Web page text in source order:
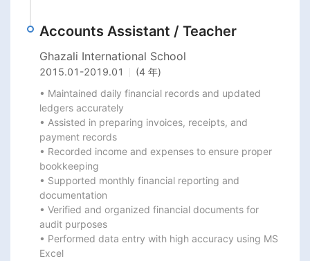
Accounts Assistant / Teacher
Ghazali International School
2015.01 -2019.01
(4 年)
• Maintained daily financial records and updated
ledgers accurately
• Assisted in preparing invoices, receipts, and
payment records
• Recorded income and expenses to ensure proper
bookkeeping
• Supported monthly financial reporting and
documentation
• Verified and organized financial documents for
audit purposes
• Performed data entry with high accuracy using MS
Excel